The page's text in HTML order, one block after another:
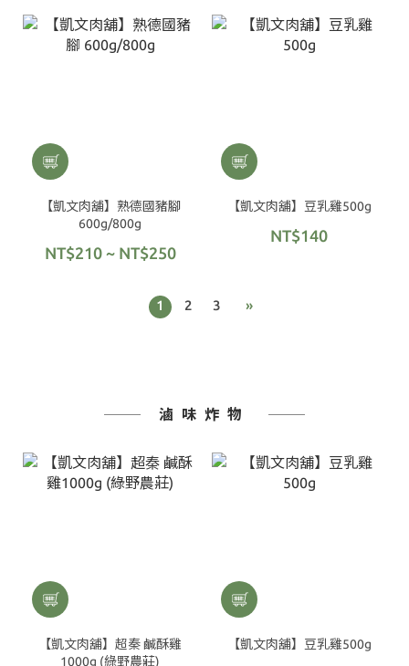
【凱文肉舖】熟德國豬腳
600g/800g
NT$210 ~ NT$250
【凱文肉舖】豆乳雞500g
NT$140
1 2 3 »
滷味炸物
【凱文肉舖】超秦 鹹酥雞
1000g (綠野農莊)
【凱文肉舖】豆乳雞500g